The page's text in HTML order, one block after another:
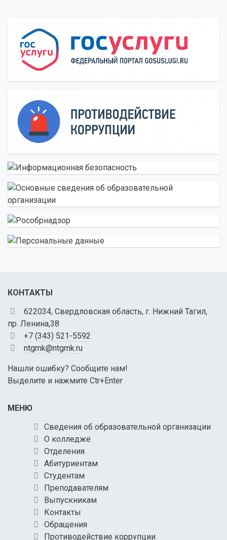
КОНТАКТЫ
622034, Свердловская область, г. Нижний Тагил,
пр. Ленина,38
+7 (343) 521-5592
ntgmk@ntgmk.ru
Нашли ошибку? Сообщите нам!
Выделите и нажмите Ctr+Enter
МЕНЮ
Сведения об образовательной организации
О колледже
Отделения
Абитуриентам
Студентам
Преподавателям
Выпускникам
Контакты
Обращения
Противодействие коррупции